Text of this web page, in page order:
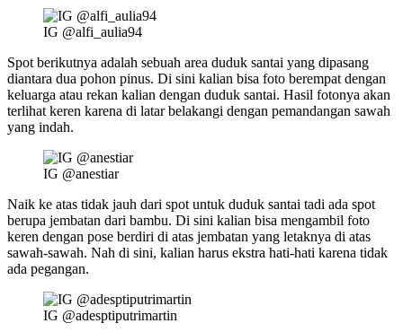
IG @alfi_aulia94
Spot berikutnya adalah sebuah area duduk santai yang dipasang
diantara dua pohon pinus. Di sini kalian bisa foto berempat dengan
keluarga atau rekan kalian dengan duduk santai. Hasil fotonya akan
terlihat keren karena di latar belakangi dengan pemandangan sawah
yang indah.
IG @anestiar
Naik ke atas tidak jauh dari spot untuk duduk santai tadi ada spot
berupa jembatan dari bambu. Di sini kalian bisa mengambil foto
keren dengan pose berdiri di atas jembatan yang letaknya di atas
sawah-sawah. Nah di sini, kalian harus ekstra hati-hati karena tidak
ada pegangan.
IG @adesptiputrimartin